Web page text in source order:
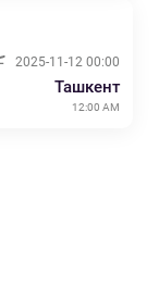
2025-11-12 00:00
Ташкент
12:00 AM